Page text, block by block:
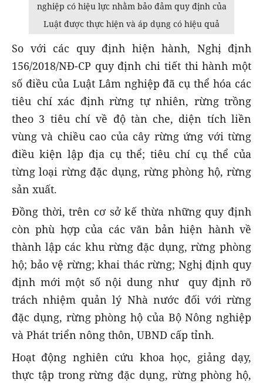
nghiệp có hiệu lực nhằm bảo đảm quy định của
Luật được thực hiện và áp dụng có hiệu quả
So với các quy định hiện hành, Nghị định
156/2018/NĐ-CP quy định chi tiết thi hành một
số điều của Luật Lâm nghiệp đã cụ thể hóa các
tiêu chí xác định rừng tự nhiên, rừng trồng
theo 3 tiêu chí về độ tàn che, diện tích liền
vùng và chiều cao của cây rừng ứng với từng
điều kiện lập địa cụ thể; tiêu chí cụ thể của
từng loại rừng đặc dụng, rừng phòng hộ, rừng
sản xuất.
Đồng thời, trên cơ sở kế thừa những quy định
còn phù hợp của các văn bản hiện hành về
thành lập các khu rừng đặc dụng, rừng phòng
hộ; bảo vệ rừng; khai thác rừng; Nghị định quy
định mới một số nội dung như quy định rõ
trách nhiệm quản lý Nhà nước đối với rừng
đặc dụng, rừng phòng hộ của Bộ Nông nghiệp
và Phát triển nông thôn, UBND cấp tỉnh.
Hoạt động nghiên cứu khoa học, giảng dạy,
thực tập trong rừng đặc dụng, rừng phòng hộ,